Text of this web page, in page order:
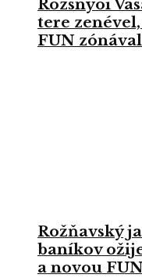
Rozsnyói
tere
FUN
Rožňavský
baníkov
a novou